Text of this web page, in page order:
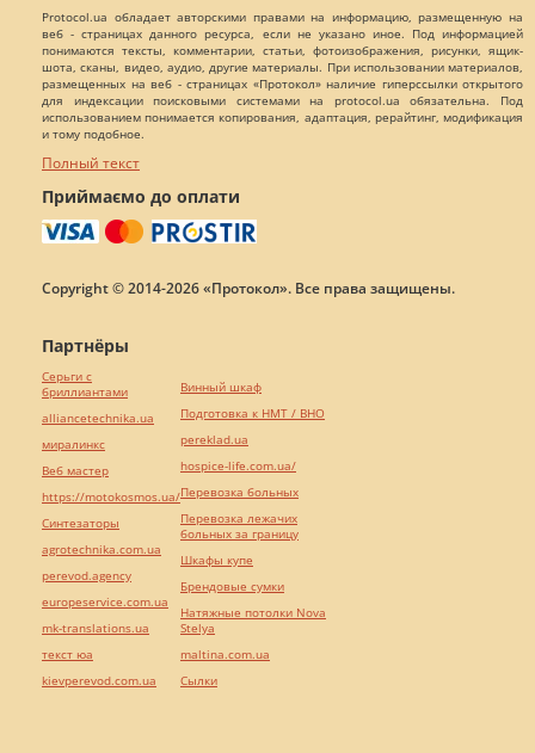
Protocol.ua обладает авторскими правами на информацию, размещенную на
веб - страницах данного ресурса, если не указано иное. Под информацией
понимаются тексты, комментарии, статьи, фотоизображения, рисунки, ящик-
шота, сканы, видео, аудио, другие материалы. При использовании материалов,
размещенных на веб - страницах «Протокол» наличие гиперссылки открытого
для индексации поисковыми системами на protocol.ua обязательна. Под
использованием понимается копирования, адаптация, рерайтинг, модификация
и тому подобное.
Полный текст
Приймаємо до оплати
Copyright © 2014-2026 «Протокол». Все права защищены.
Партнёры
Серьги с
бриллиантами
alliancetechnika.ua
миралинкс
Веб мастер
https://motokosmos.ua/
Синтезаторы
agrotechnika.com.ua
perevod.agency
europeservice.com.ua
mk-translations.ua
текст юа
kievperevod.com.ua
Винный шкаф
Подготовка к НМТ / ВНО
pereklad.ua
hospice-life.com.ua/
Перевозка больных
Перевозка лежачих
больных за границу
Шкафы купе
Брендовые сумки
Натяжные потолки Nova
Stelya
maltina.com.ua
Cылки